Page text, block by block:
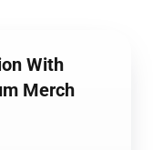
With
Merch